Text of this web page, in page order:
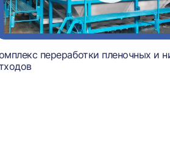
переработки пленочных и